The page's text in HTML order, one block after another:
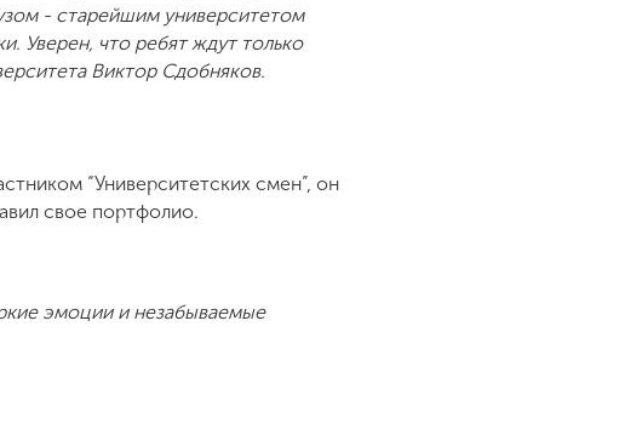
- старейшим университетом
Уверен, что ребят ждут только
Виктор Сдобняков.
“Университетских смен”, он
свое портфолио.
эмоции и незабываемые